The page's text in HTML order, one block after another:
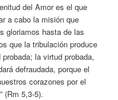
del Amor es el que
a cabo la misión que
gloriamos hasta de las
que la tribulación produce
la virtud probada,
defraudada, porque el
corazones por el
(Rm 5,3-5).